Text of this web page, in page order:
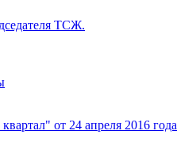
ТСЖ.
от 24 апреля 2016 года